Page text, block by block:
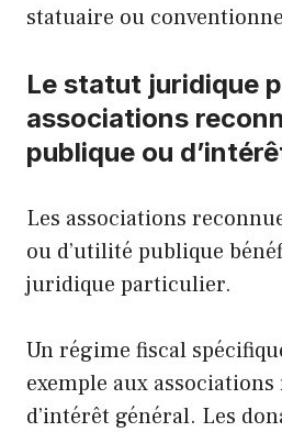
statuaire ou
Le statut juridique
associations
publique ou
Les associations
ou d’utilité publique
juridique particulier.
Un régime fiscal
exemple aux
d’intérêt général. Les